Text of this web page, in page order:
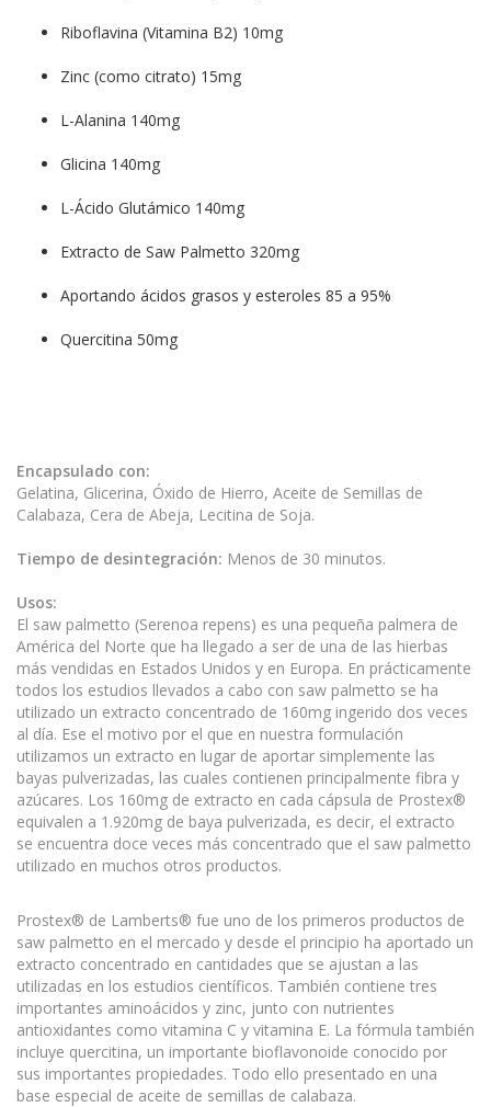
Riboflavina (Vitamina B2) 10mg
Zinc (como citrato) 15mg
L-Alanina 140mg
Glicina 140mg
L-Ácido Glutámico 140mg
Extracto de Saw Palmetto 320mg
Aportando ácidos grasos y esteroles 85 a 95%
Quercitina 50mg
Encapsulado con:
Gelatina, Glicerina, Óxido de Hierro, Aceite de Semillas de
Calabaza, Cera de Abeja, Lecitina de Soja.
Tiempo de desintegración: Menos de 30 minutos.
Usos:
El saw palmetto (Serenoa repens) es una pequeña palmera de
América del Norte que ha llegado a ser de una de las hierbas
más vendidas en Estados Unidos y en Europa. En prácticamente
todos los estudios llevados a cabo con saw palmetto se ha
utilizado un extracto concentrado de 160mg ingerido dos veces
al día. Ese el motivo por el que en nuestra formulación
utilizamos un extracto en lugar de aportar simplemente las
bayas pulverizadas, las cuales contienen principalmente fibra y
azúcares. Los 160mg de extracto en cada cápsula de Prostex®
equivalen a 1.920mg de baya pulverizada, es decir, el extracto
se encuentra doce veces más concentrado que el saw palmetto
utilizado en muchos otros productos.
Prostex® de Lamberts® fue uno de los primeros productos de
saw palmetto en el mercado y desde el principio ha aportado un
extracto concentrado en cantidades que se ajustan a las
utilizadas en los estudios científicos. También contiene tres
importantes aminoácidos y zinc, junto con nutrientes
antioxidantes como vitamina C y vitamina E. La fórmula también
incluye quercitina, un importante bioflavonoide conocido por
sus importantes propiedades. Todo ello presentado en una
base especial de aceite de semillas de calabaza.